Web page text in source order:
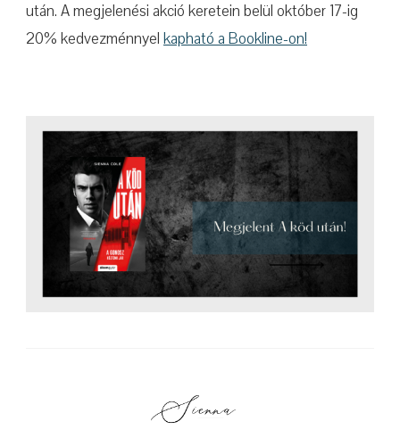
után. A megjelenési akció keretein belül október 17-ig
20% kedvezménnyel kapható a Bookline-on!